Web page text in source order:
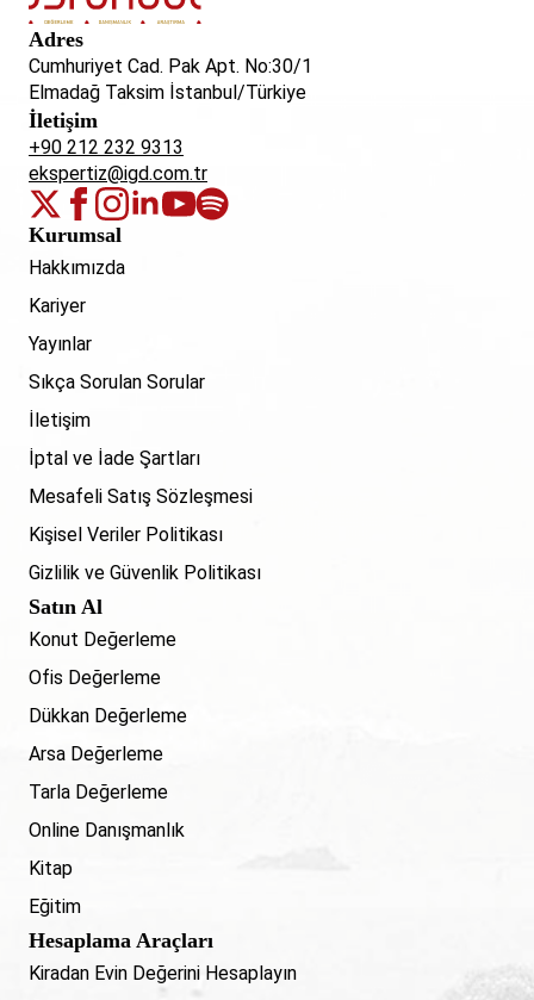
Adres
Cumhuriyet Cad. Pak Apt. No:30/1
Elmadağ Taksim İstanbul/Türkiye
İletişim
+90 212 232 9313
ekspertiz@igd.com.tr
Kurumsal
Hakkımızda
Kariyer
Yayınlar
Sıkça Sorulan Sorular
İletişim
İptal ve İade Şartları
Mesafeli Satış Sözleşmesi
Kişisel Veriler Politikası
Gizlilik ve Güvenlik Politikası
Satın Al
Konut Değerleme
Ofis Değerleme
Dükkan Değerleme
Arsa Değerleme
Tarla Değerleme
Online Danışmanlık
Kitap
Eğitim
Hesaplama Araçları
Kiradan Evin Değerini Hesaplayın